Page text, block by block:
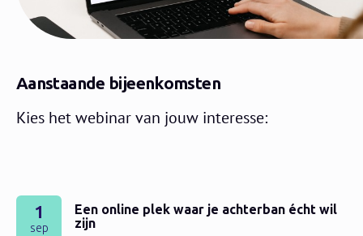
Aanstaande bijeenkomsten
Kies het webinar van jouw interesse:
1
sep
Een online plek waar je achterban écht wil
zijn